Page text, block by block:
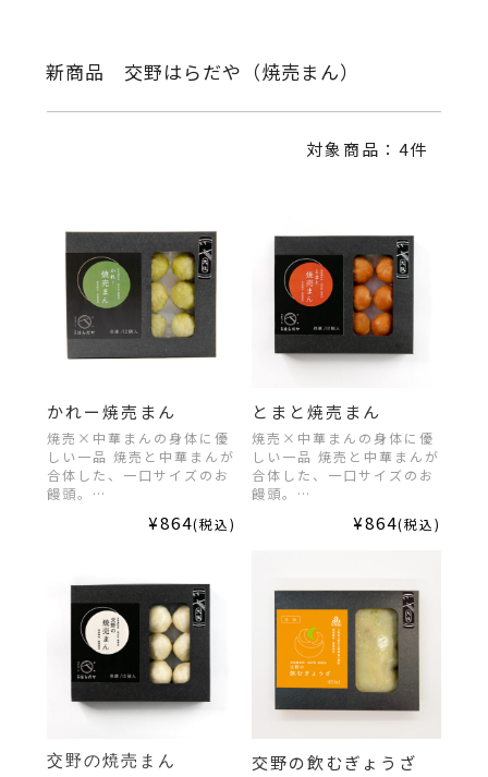
新商品 交野はらだや（焼売まん）
対象商品：4件
かれー焼売まん
焼売×中華まんの身体に優
しい一品 焼売と中華まんが
合体した、一口サイズのお
饅頭。…
¥864(税込)
とまと焼売まん
焼売×中華まんの身体に優
しい一品 焼売と中華まんが
合体した、一口サイズのお
饅頭。…
¥864(税込)
交野の焼売まん 交野の飲むぎょうざ